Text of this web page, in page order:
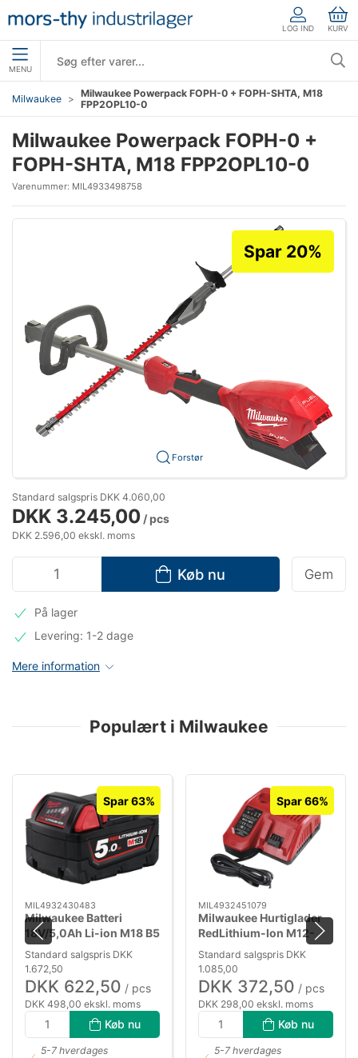
LOG IND KURV
MENU
Milwaukee
Milwaukee Powerpack FOPH-0 + FOPH-SHTA, M18
FPP2OPL10-0
Milwaukee Powerpack FOPH-0 +
FOPH-SHTA, M18 FPP2OPL10-0
Varenummer: MIL4933498758
Forstør
Spar 20%
Standard salgspris DKK 4.060,00
DKK 3.245,00 / pcs
DKK 2.596,00 ekskl. moms
Køb nu Gem
På lager
Levering: 1-2 dage
Mere information
Populært i Milwaukee
Spar 63%
MIL4932430483
Milwaukee Batteri
18V/5,0Ah Li-ion M18 B5
Standard salgspris DKK
1.672,50
DKK 622,50 / pcs
DKK 498,00 ekskl. moms
Køb nu
5-7 hverdages
Spar 66%
MIL4932451079
Milwaukee Hurtiglader
RedLithium-Ion M12-
18FC
Standard salgspris DKK
1.085,00
DKK 372,50 / pcs
DKK 298,00 ekskl. moms
Køb nu
5-7 hverdages